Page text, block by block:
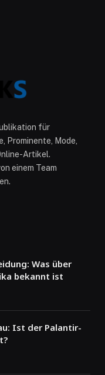
für
Prominente, Mode,
Artikel.
einem Team
Was über
bekannt ist
Ist der Palantir-